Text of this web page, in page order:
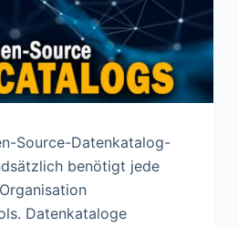
Source-Datenkatalog-
benötigt jede
Datenkataloge